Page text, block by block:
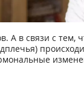
А в связи с тем,